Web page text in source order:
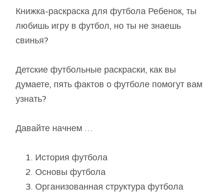
Книжка-раскраска для футбола Ребенок, ты
любишь игру в футбол, но ты не знаешь
свинья?
Детские футбольные раскраски, как вы
думаете, пять фактов о футболе помогут вам
узнать?
Давайте начнем …
История футбола
Основы футбола
Организованная структура футбола